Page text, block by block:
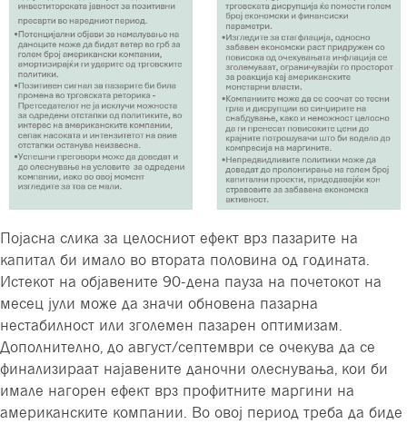
Појасна слика за целосниот ефект врз пазарите на
капитал би имало во втората половина од годината.
Истекот на објавените 90-дена пауза на почетокот на
месец јули може да значи обновена пазарна
нестабилност или зголемен пазарен оптимизам.
Дополнително, до август/септември се очекува да се
финализираат најавените даночни олеснувања, кои би
имале нагорен ефект врз профитните маргини на
американските компании. Во овој период треба да биде